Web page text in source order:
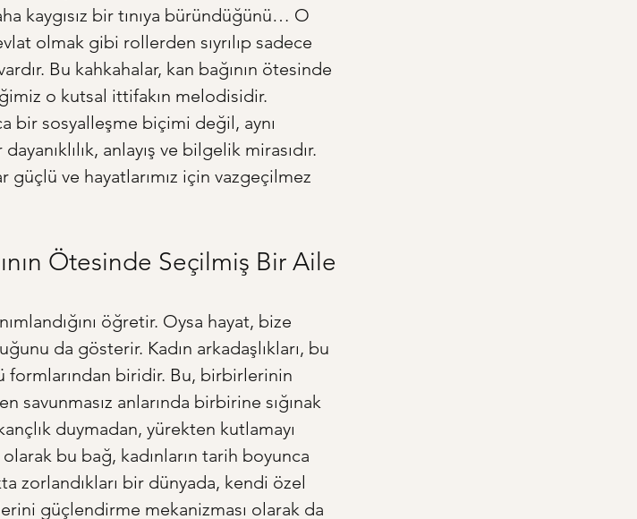
kaygısız bir tınıya büründüğünü… O
olmak gibi rollerden sıyrılıp sadece
Bu kahkahalar, kan bağının ötesinde
o kutsal ittifakın melodisidir.
bir sosyalleşme biçimi değil, aynı
anlayış ve bilgelik mirasıdır.
güçlü ve hayatlarımız için vazgeçilmez
Ötesinde Seçilmiş Bir Aile
öğretir. Oysa hayat, bize
da gösterir. Kadın arkadaşlıkları, bu
formlarından biridir. Bu, birbirlerinin
savunmasız anlarında birbirine sığınak
duymadan, yürekten kutlamayı
bu bağ, kadınların tarih boyunca
zorlandıkları bir dünyada, kendi özel
güçlendirme mekanizması olarak da